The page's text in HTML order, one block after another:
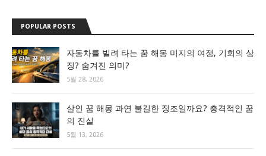
POPULAR POSTS
자동차를 빌려 타는 꿈 해몽 미지의 여정, 기회의 상
징? 숨겨진 의미?
5월 28, 2026
살인 꿈 해몽 과연 불길한 징조일까요? 충격적인 꿈
의 진실
5월 13, 2026